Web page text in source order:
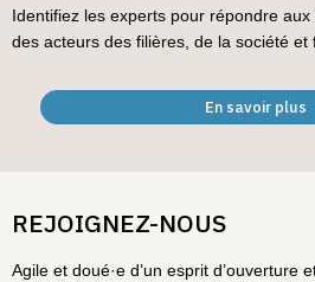
Identifiez les experts pour répondre aux
des acteurs des filières, de la société et
En savoir plus
REJOIGNEZ-NOUS
Agile et doué·e d’un esprit d’ouverture